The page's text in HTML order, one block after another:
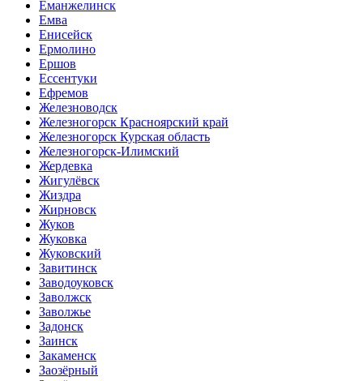
Еманжелинск
Емва
Енисейск
Ермолино
Ершов
Ессентуки
Ефремов
Железноводск
Железногорск Красноярский край
Железногорск Курская область
Железногорск-Илимский
Жердевка
Жигулёвск
Жиздра
Жирновск
Жуков
Жуковка
Жуковский
Завитинск
Заводоуковск
Заволжск
Заволжье
Задонск
Заинск
Закаменск
Заозёрный